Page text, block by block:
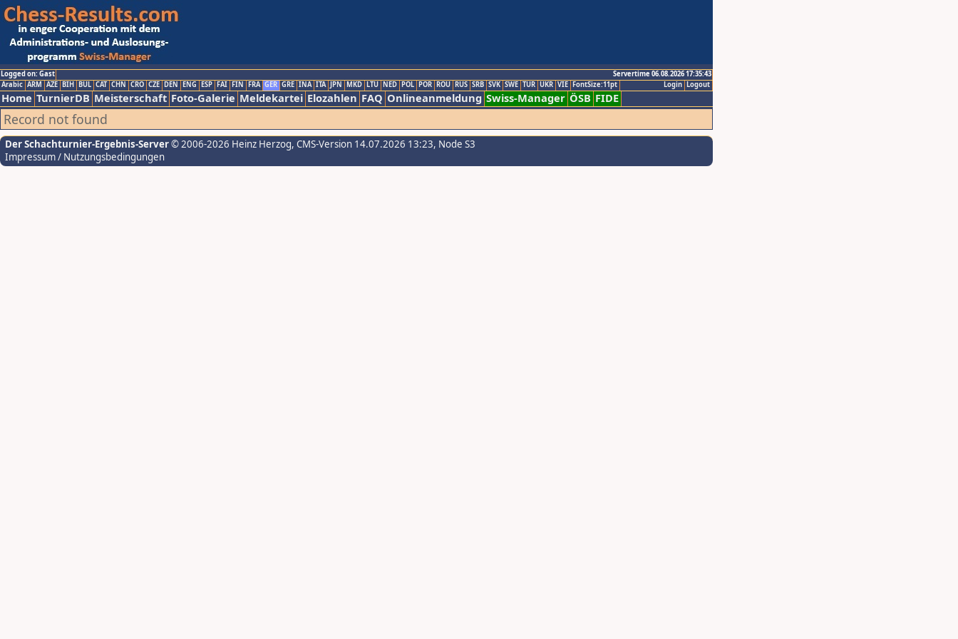
Logged on: Gast
Servertime 06.08.2026 17:35:43
Logout
Login
Arabic ARM AZE BIH BUL CAT CHN CRO CZE DEN ENG ESP FAI FIN FRA GER GRE INA ITA JPN MKD LTU NED POL POR ROU RUS SRB SVK SWE TUR UKR VIE FontSize:11pt
Home TurnierDB Meisterschaft Foto-Galerie Meldekartei Elozahlen FAQ Onlineanmeldung Swiss-Manager ÖSB FIDE
Record not found
Der Schachturnier-Ergebnis-Server© 2006-2026 Heinz Herzog, CMS-Version 14.07.2026 13:23, Node S3
Impressum / Nutzungsbedingungen